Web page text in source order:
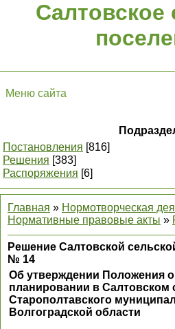
Салтовское
Меню сайта
Постановления [816]
Решения [383]
Распоряжения [6]
Главная » Нормотворческая
Нормативные правовые акты »
Решение Салтовской
№ 14
Об утверждении Положения о
планировании в Салтовском
Старополтавского
Волгоградской области